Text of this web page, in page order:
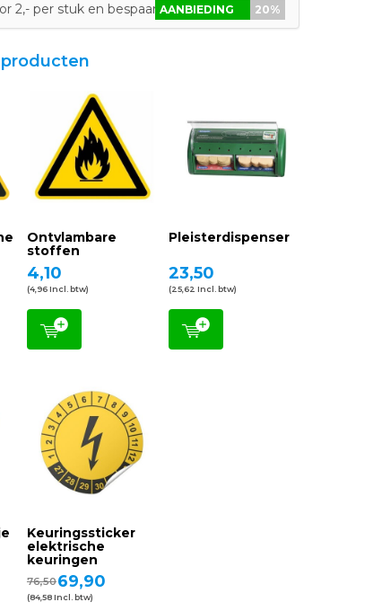
2,- per stuk en bespaar 20%AANBIEDING 20%
Ontvlambare
stoffen
4,10
(4,96 Incl. btw)
Pleisterdispenser
23,50
(25,62 Incl. btw)
Keuringssticker
elektrische
keuringen
76,5069,90
(84,58 Incl. btw)